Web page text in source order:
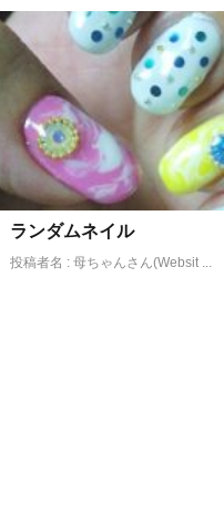
ランダムネイル
投稿者名 : 母ちゃんさん(Websit ...